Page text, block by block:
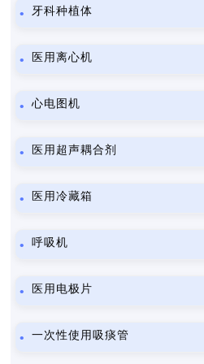
牙科种植体
医用离心机
心电图机
医用超声耦合剂
医用冷藏箱
呼吸机
医用电极片
一次性使用吸痰管